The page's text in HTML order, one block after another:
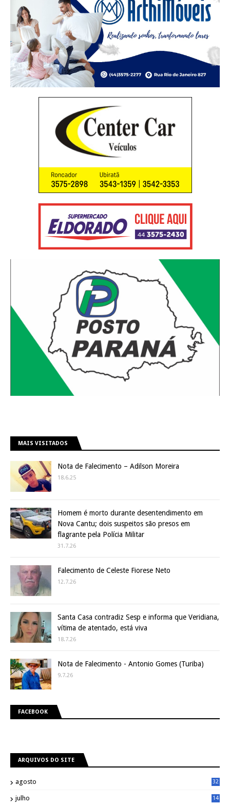
MAIS VISITADOS
Nota de Falecimento – Adilson Moreira
18.6.25
Homem é morto durante desentendimento em
Nova Cantu; dois suspeitos são presos em
flagrante pela Polícia Militar
31.7.26
Falecimento de Celeste Fiorese Neto
12.7.26
Santa Casa contradiz Sesp e informa que Veridiana,
vítima de atentado, está viva
18.7.26
Nota de Falecimento - Antonio Gomes (Turiba)
9.7.26
FACEBOOK
ARQUIVOS DO SITE
agosto 32
julho
14